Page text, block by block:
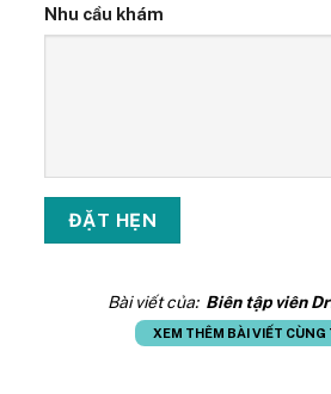
Nhu cầu khám
Bài viết của: Biên tập viên
XEM THÊM BÀI VIẾT CÙNG